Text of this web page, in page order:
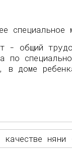
специальное
- общий
по
в доме